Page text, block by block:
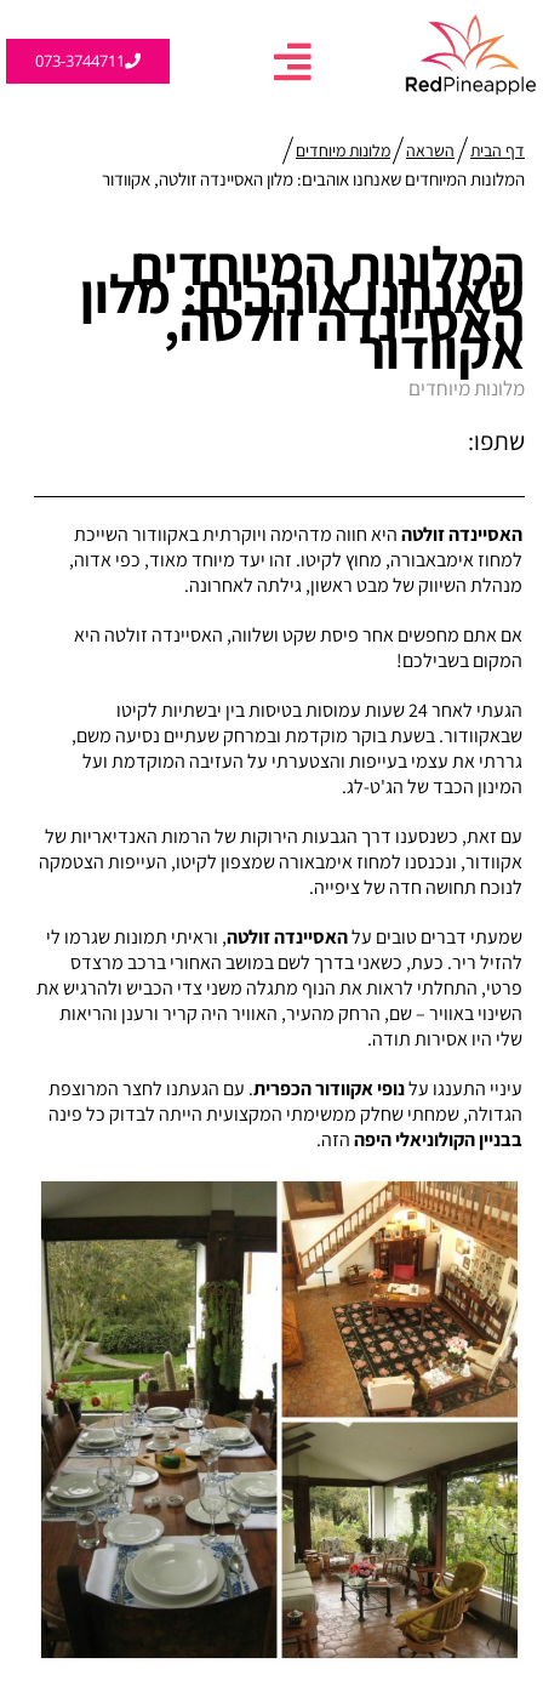
073-3744711
דף הבית השראה מלונות מיוחדים
המלונות המיוחדים שאנחנו אוהבים: מלון האסיינדה זולטה, אקוודור
המלונות המיוחדים
שאנחנו אוהבים: מלון
האסיינדה זולטה,
אקוודור
מלונות מיוחדים
שתפו:
האסיינדה זולטההיא חווה מדהימה ויוקרתית באקוודור השייכת
למחוז אימבאבורה, מחוץ לקיטו. זהו יעד מיוחד מאוד, כפי אדוה,
מנהלת השיווק של מבט ראשון, גילתה לאחרונה.
אם אתם מחפשים אחר פיסת שקט ושלווה, האסיינדה זולטה היא
המקום בשבילכם!
הגעתי לאחר 24 שעות עמוסות בטיסות בין יבשתיות לקיטו
שבאקוודור. בשעת בוקר מוקדמת ובמרחק שעתיים נסיעה משם,
גררתי את עצמי בעייפות והצטערתי על העזיבה המוקדמת ועל
המינון הכבד של הג'ט-לג.
עם זאת, כשנסענו דרך הגבעות הירוקות של הרמות האנדיאריות של
אקוודור, ונכנסנו למחוז אימבאורה שמצפון לקיטו, העייפות הצטמקה
לנוכח תחושה חדה של ציפייה.
שמעתי דברים טובים עלהאסיינדה זולטה, וראיתי תמונות שגרמו לי
להזיל ריר. כעת, כשאני בדרך לשם במושב האחורי ברכב מרצדס
פרטי, התחלתי לראות את הנוף מתגלה משני צדי הכביש ולהרגיש את
השינוי באוויר – שם, הרחק מהעיר, האוויר היה קריר ורענן והריאות
שלי היו אסירות תודה.
עיניי התענגו עלנופי אקוודור הכפרית. עם הגעתנו לחצר המרוצפת
הגדולה, שמחתי שחלק ממשימתי המקצועית הייתה לבדוק כל פינה
בבניין הקולוניאלי היפההזה.